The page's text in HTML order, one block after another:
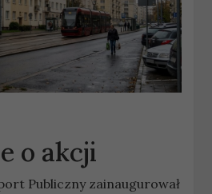
o akcji
Publiczny zainaugurował